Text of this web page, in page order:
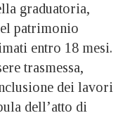
graduatoria,
patrimonio
entro 18 mesi.
trasmessa,
dei lavori
dell’atto di